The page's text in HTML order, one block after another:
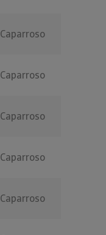
Caparroso
Caparroso
Caparroso
Caparroso
Caparroso